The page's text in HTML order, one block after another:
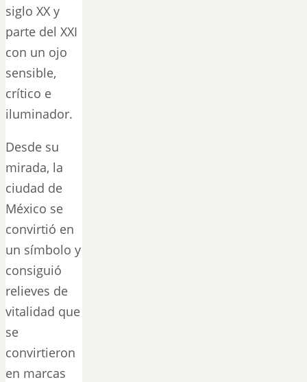
siglo XX y
parte del XXI
con un ojo
sensible,
crítico e
iluminador.
Desde su
mirada, la
ciudad de
México se
convirtió en
un símbolo y
consiguió
relieves de
vitalidad que
se
convirtieron
en marcas